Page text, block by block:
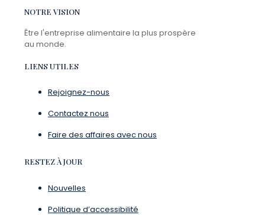
NOTRE VISION
Être l'entreprise alimentaire la plus prospère
au monde.
LIENS UTILES
Rejoignez-nous
Contactez nous
Faire des affaires avec nous
RESTEZ À JOUR
Nouvelles
Politique d’accessibilité